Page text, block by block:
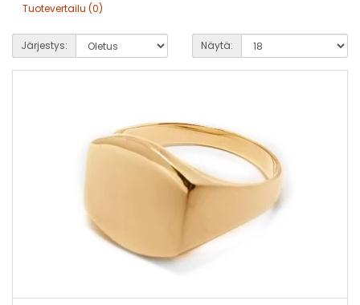
Tuotevertailu (0)
Järjestys: Näytä: